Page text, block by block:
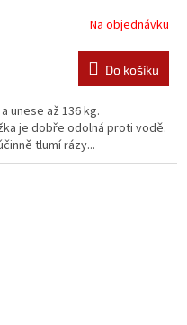
Na objednávku
Do košíku
unese až 136 kg.
je dobře odolná proti vodě.
tlumí rázy...